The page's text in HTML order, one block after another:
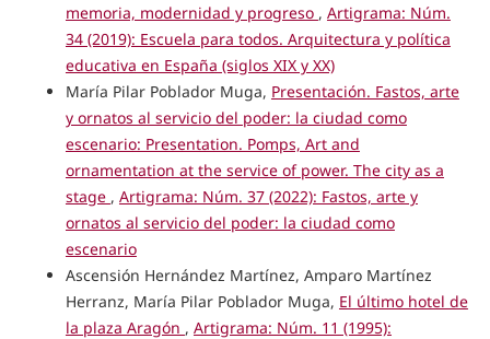
memoria, modernidad y progreso , Artigrama: Núm.
34 (2019): Escuela para todos. Arquitectura y política
educativa en España (siglos XIX y XX)
María Pilar Poblador Muga, Presentación. Fastos, arte
y ornatos al servicio del poder: la ciudad como
escenario: Presentation. Pomps, Art and
ornamentation at the service of power. The city as a
stage , Artigrama: Núm. 37 (2022): Fastos, arte y
ornatos al servicio del poder: la ciudad como
escenario
Ascensión Hernández Martínez, Amparo Martínez
Herranz, María Pilar Poblador Muga, El último hotel de
la plaza Aragón , Artigrama: Núm. 11 (1995):